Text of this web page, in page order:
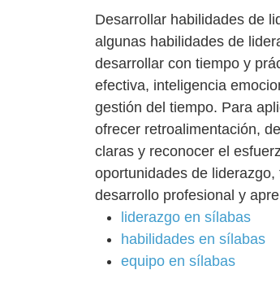
Desarrollar habilidades de
algunas habilidades de
desarrollar con tiempo y
efectiva, inteligencia
gestión del tiempo. Para
ofrecer retroalimentación,
claras y reconocer el
oportunidades de
desarrollo profesional y
liderazgo en sílabas
habilidades en sílabas
equipo en sílabas